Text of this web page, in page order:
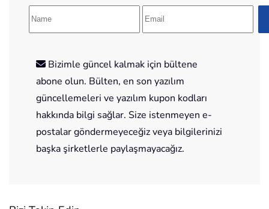
Bizimle güncel kalmak için bültene
abone olun. Bülten, en son yazılım
güncellemeleri ve yazılım kupon kodları
hakkında bilgi sağlar. Size istenmeyen e-
postalar göndermeyeceğiz veya bilgilerinizi
başka şirketlerle paylaşmayacağız.